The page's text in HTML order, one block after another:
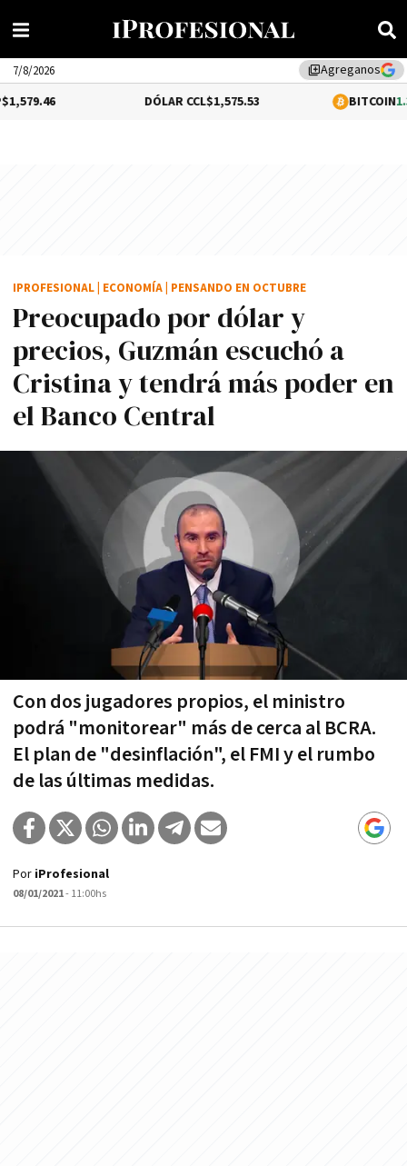
library_addAgreganos
7/8/2026
DÓLAR CCL$1,575.53 BITCOIN1.31%
Preocupado por dólar y
precios, Guzmán escuchó a
Cristina y tendrá más poder en
el Banco Central
Con dos jugadores propios, el ministro
podrá "monitorear" más de cerca al BCRA.
El plan de "desinflación", el FMI y el rumbo
de las últimas medidas.
IPROFESIONAL ECONOMÍA PENSANDO EN OCTUBRE
Por iProfesional
08/01/2021- 11:00hs